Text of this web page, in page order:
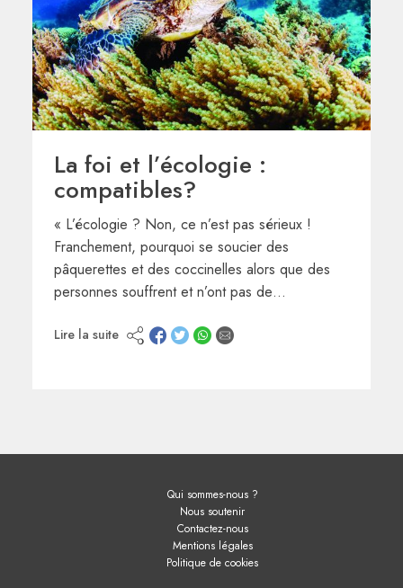
La foi et l’écologie :
compatibles?
« L’écologie ? Non, ce n’est pas sérieux !
Franchement, pourquoi se soucier des
pâquerettes et des coccinelles alors que des
personnes souffrent et n’ont pas de…
Lire la suite
Qui sommes-nous ?
Nous soutenir
Contactez-nous
Mentions légales
Politique de cookies